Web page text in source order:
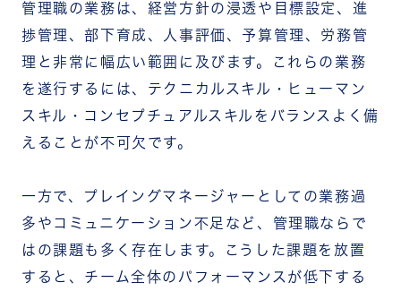
管理職の業務は、経営方針の浸透や目標設定、進
捗管理、部下育成、人事評価、予算管理、労務管
理と非常に幅広い範囲に及びます。これらの業務
を遂行するには、テクニカルスキル・ヒューマン
スキル・コンセプチュアルスキルをバランスよく備
えることが不可欠です。
一方で、プレイングマネージャーとしての業務過
多やコミュニケーション不足など、管理職ならで
はの課題も多く存在します。こうした課題を放置
すると、チーム全体のパフォーマンスが低下する